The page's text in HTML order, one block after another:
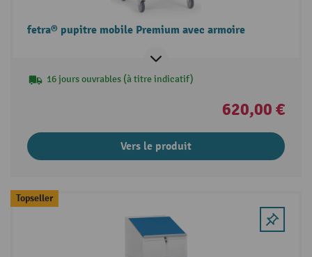
fetra® pupitre mobile Premium avec armoire
16 jours ouvrables (à titre indicatif)
620,00 €
Vers le produit
Topseller